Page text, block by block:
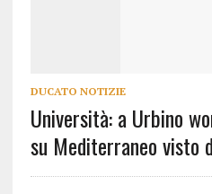
DUCATO NOTIZIE
Università: a Urbino
su Mediterraneo visto